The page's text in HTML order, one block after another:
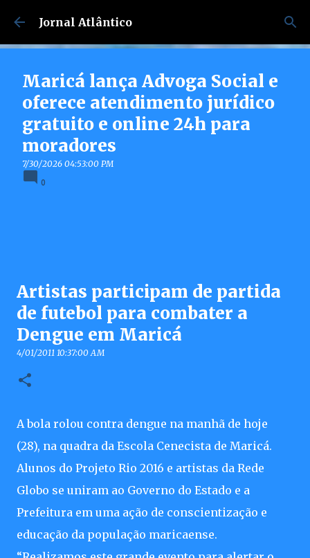
Pular para o conteúdo principal
Jornal Atlântico
Maricá lança Advoga Social e
oferece atendimento jurídico
gratuito e online 24h para
moradores
7/30/2026 04:53:00 PM
0
Artistas participam de partida
de futebol para combater a
Dengue em Maricá
4/01/2011 10:37:00 AM
A bola rolou contra dengue na manhã de hoje
(28), na quadra da Escola Cenecista de Maricá.
Alunos do Projeto Rio 2016 e artistas da Rede
Globo se uniram ao Governo do Estado e a
Prefeitura em uma ação de conscientização e
educação da população maricaense.